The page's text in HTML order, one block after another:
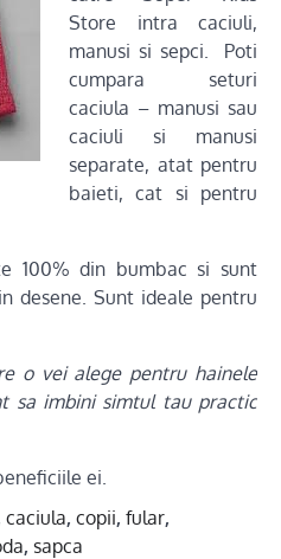
Store intra caciuli,
manusi si sepci. Poti
cumpara seturi
caciula – manusi sau
caciuli si manusi
separate, atat pentru
baieti, cat si pentru
100% din bumbac si sunt
desene. Sunt ideale pentru
o vei alege pentru hainele
sa imbini simtul tau practic
ei.
caciula, copii, fular,
, sapca